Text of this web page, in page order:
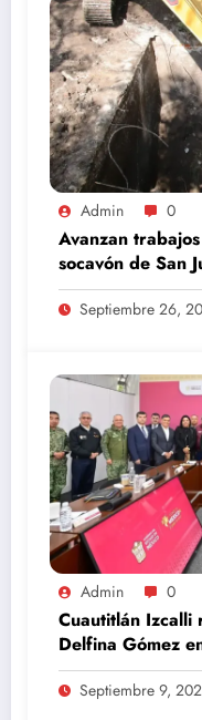
Admin 0
Avanzan
socavón de San
Izcalli
Septiembre 26,
Admin 0
Cuautitlán Izcalli
Delfina Gómez
Mesa de Paz
Septiembre 9,